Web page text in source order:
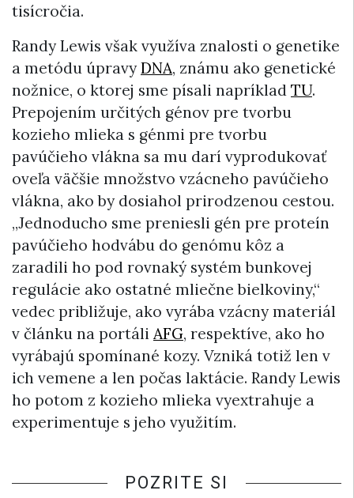
tisícročia.
Randy Lewis však využíva znalosti o genetike
a metódu úpravyDNA, známu ako genetické
nožnice, o ktorej sme písali napríklad TU.
Prepojením určitých génov pre tvorbu
kozieho mlieka s génmi pre tvorbu
pavúčieho vlákna sa mu darí vyprodukovať
oveľa väčšie množstvo vzácneho pavúčieho
vlákna, ako by dosiahol prirodzenou cestou.
„Jednoducho sme preniesli gén pre proteín
pavúčieho hodvábu do genómu kôz a
zaradili ho pod rovnaký systém bunkovej
regulácie ako ostatné mliečne bielkoviny,“
vedec približuje, ako vyrába vzácny materiál
v článku na portáli AFG, respektíve, ako ho
vyrábajú spomínané kozy. Vzniká totiž len v
ich vemene a len počas laktácie. Randy Lewis
ho potom z kozieho mlieka vyextrahuje a
experimentuje s jeho využitím.
POZRITE SI